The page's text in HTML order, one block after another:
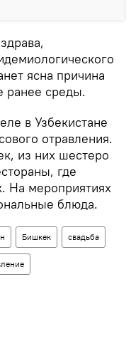
ясна причина
ранее среды.
в Узбекистане
отравления.
из них шестеро
где
На мероприятиях
блюда.
Бишкек свадьба